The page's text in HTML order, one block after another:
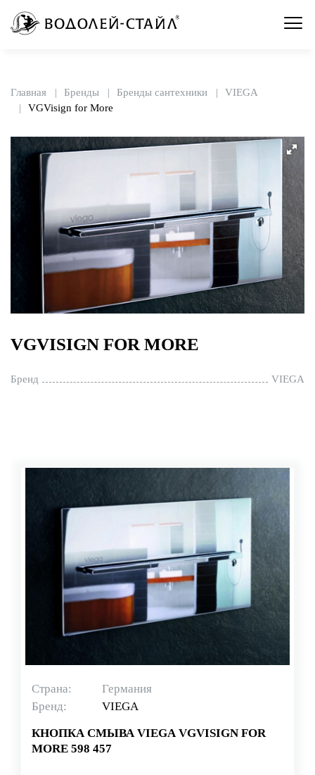
Главная Бренды Бренды сантехники
VIEGA
VGVisign for More
VGVISIGN FOR MORE
Бренд VIEGA
Страна:
Германия
Бренд:
VIEGA
КНОПКА СМЫВА VIEGA VGVISIGN FOR
MORE 598 457